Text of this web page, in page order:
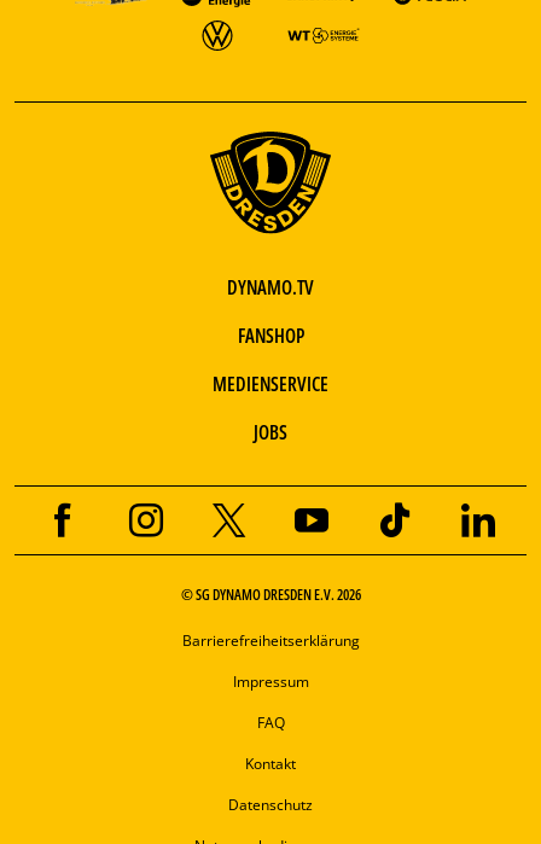
DYNAMO.TV
FANSHOP
MEDIENSERVICE
JOBS
© SG DYNAMO DRESDEN E.V. 2026
Barrierefreiheitserklärung
Impressum
FAQ
Kontakt
Datenschutz